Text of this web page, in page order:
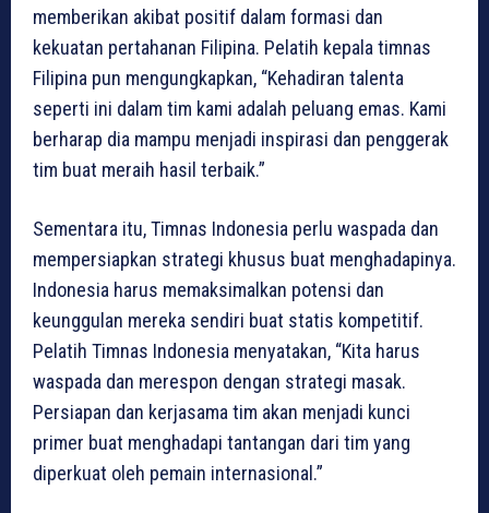
memberikan akibat positif dalam formasi dan
kekuatan pertahanan Filipina. Pelatih kepala timnas
Filipina pun mengungkapkan, “Kehadiran talenta
seperti ini dalam tim kami adalah peluang emas. Kami
berharap dia mampu menjadi inspirasi dan penggerak
tim buat meraih hasil terbaik.”
Sementara itu, Timnas Indonesia perlu waspada dan
mempersiapkan strategi khusus buat menghadapinya.
Indonesia harus memaksimalkan potensi dan
keunggulan mereka sendiri buat statis kompetitif.
Pelatih Timnas Indonesia menyatakan, “Kita harus
waspada dan merespon dengan strategi masak.
Persiapan dan kerjasama tim akan menjadi kunci
primer buat menghadapi tantangan dari tim yang
diperkuat oleh pemain internasional.”